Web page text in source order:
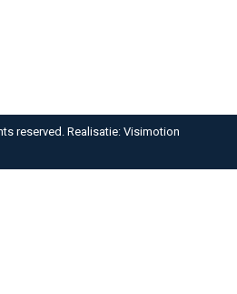
reserved. Realisatie: Visimotion